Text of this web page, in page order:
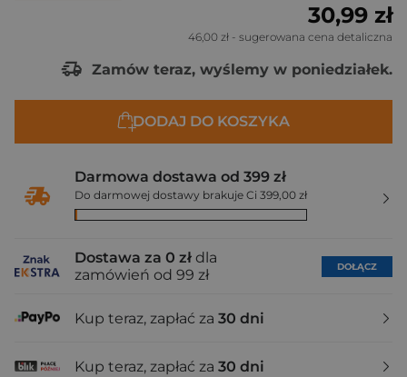
30,99 zł
46,00 zł - sugerowana cena detaliczna
Zamów teraz, wyślemy w poniedziałek.
DODAJ DO KOSZYKA
Darmowa dostawa od 399 zł
Do darmowej dostawy brakuje Ci 399,00 zł
Dostawa za 0 zł dla
zamówień od 99 zł
DOŁĄCZ
Kup teraz, zapłać za 30 dni
Kup teraz, zapłać za 30 dni